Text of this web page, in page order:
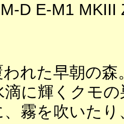
D E-M1
れた早朝の森
に輝くクモの
霧を吹いた